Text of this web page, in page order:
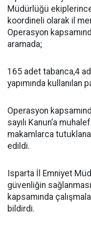
Müdürlüğü
koordineli olarak il
Operasyon
aramada;
165 adet tabanca,4
yapımında kullanılan
Operasyon
sayılı Kanun’a
makamlarca
edildi.
Isparta İl Emniyet
güvenliğin
kapsamında
bildirdi.